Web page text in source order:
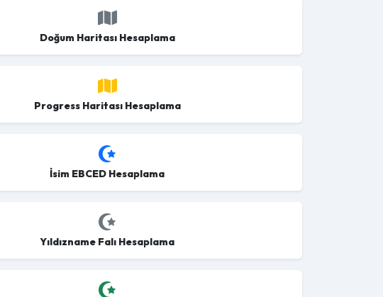
Doğum Haritası Hesaplama
Progress Haritası Hesaplama
İsim EBCED Hesaplama
Yıldızname Falı Hesaplama